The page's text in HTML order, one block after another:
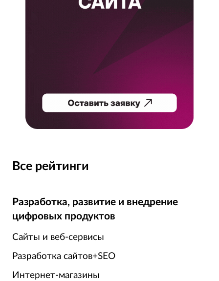
Все рейтинги
Разработка, развитие и внедрение
цифровых продуктов
Сайты и веб-сервисы
Разработка сайтов+SEO
Интернет-магазины